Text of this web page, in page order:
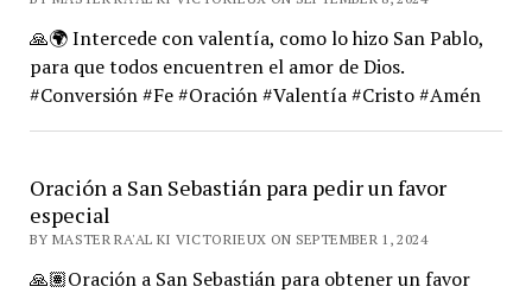
🙏🌍 Intercede con valentía, como lo hizo San Pablo,
para que todos encuentren el amor de Dios.
#Conversión #Fe #Oración #Valentía #Cristo #Amén
Oración a San Sebastián para pedir un favor
especial
BY MASTER RA'AL KI VICTORIEUX ON SEPTEMBER 1, 2024
🙏🏽Oración a San Sebastián para obtener un favor